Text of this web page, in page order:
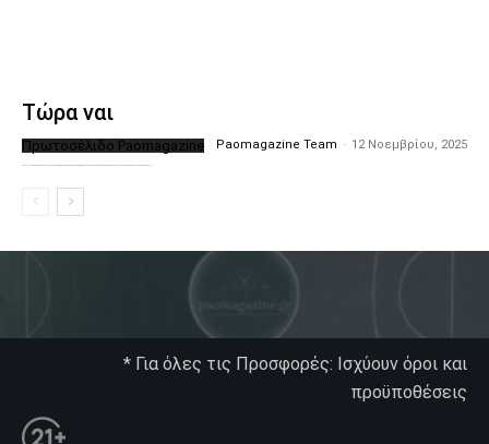
Τώρα ναι
Πρωτοσέλιδο Paomagazine Paomagazine Team - 12 Νοεμβρίου, 2025
* Για όλες τις Προσφορές: Ισχύουν όροι και
προϋποθέσεις